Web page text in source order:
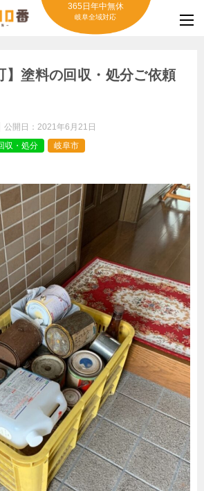
365日年中無休
岐阜全域対応
】塗料の回収・処分ご依頼
公開日： 2021年6月21日
収・処分 岐阜市